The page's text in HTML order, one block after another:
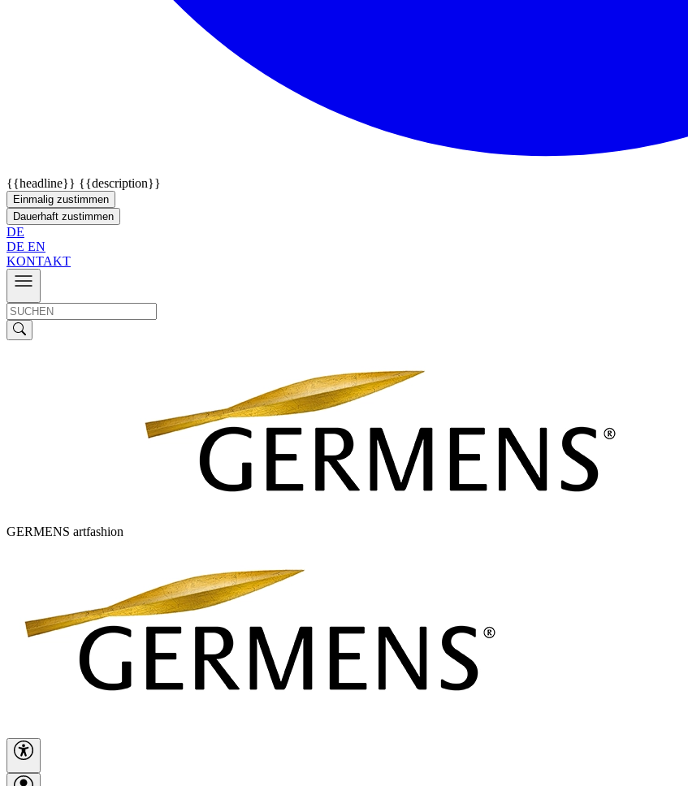
{{headline}} {{description}}
Einmalig zustimmen
Dauerhaft zustimmen
DE
DE EN
KONTAKT
GERMENS artfashion